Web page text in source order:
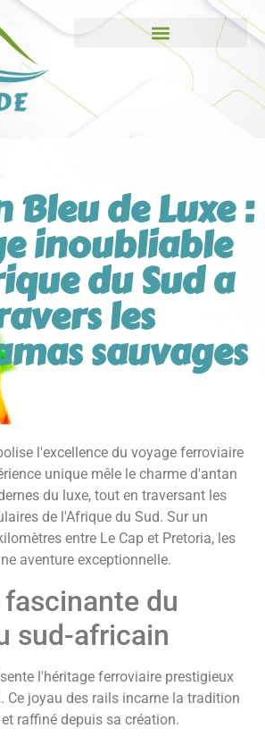
Bleu de Luxe :
inoubliable
du Sud a
les
sauvages
l'excellence du voyage ferroviaire
unique mêle le charme d'antan
du luxe, tout en traversant les
de l'Afrique du Sud. Sur un
entre Le Cap et Pretoria, les
aventure exceptionnelle.
du
sud-africain
l'héritage ferroviaire prestigieux
Ce joyau des rails incarne la tradition
raffiné depuis sa création.